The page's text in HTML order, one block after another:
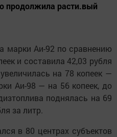
продолжила расти.вый
марки Аи-92 по сравнению
и составила 42,03 рубля
на 78 копеек —
Аи-98 — на 56 копеек, до
поднялась на 69
за литр.
в 80 центрах субъектов